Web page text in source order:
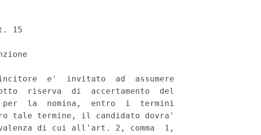
15
e'  invitato  ad  assumere
riserva  di  accertamento  del
la  nomina,  entro  i  termini
tale termine, il candidato dovra'
di cui all'art. 2, comma  1,